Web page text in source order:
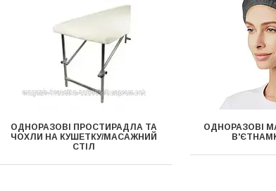
ОДНОРАЗОВІ ПРОСТИРАДЛА ТА
ЧОХЛИ НА КУШЕТКУ/МАСАЖНИЙ
СТІЛ
ОДНОРАЗОВІ